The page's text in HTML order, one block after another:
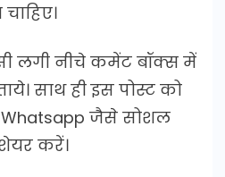
लगी नीचे कमेंट बॉक्स में
साथ ही इस पोस्ट को
Whatsapp जैसे सोशल
करें।